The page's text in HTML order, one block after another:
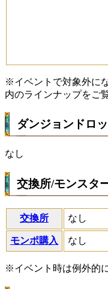
※イベントで対象外に
内のラインナップをご
ダンジョンドロ
なし
交換所/モンスタ
交換所 なし
モンポ購入 なし
※イベント時は例外的